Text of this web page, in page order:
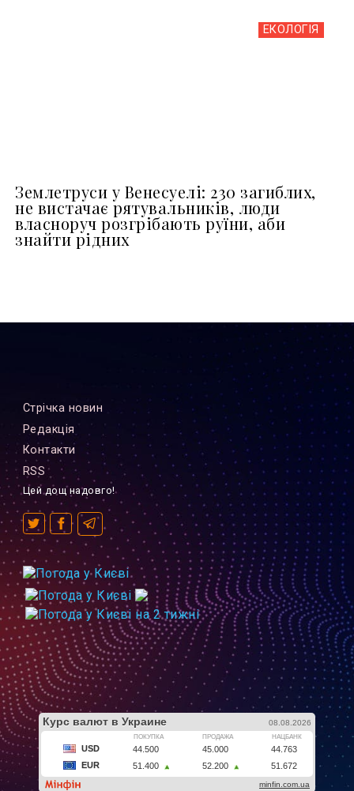
ЕКОЛОГІЯ
Землетруси у Венесуелі: 230 загиблих,
не вистачає рятувальників, люди
власноруч розгрібають руїни, аби
знайти рідних
Стрiчка новин
Редакцiя
Контакти
RSS
Цей дощ надовго!